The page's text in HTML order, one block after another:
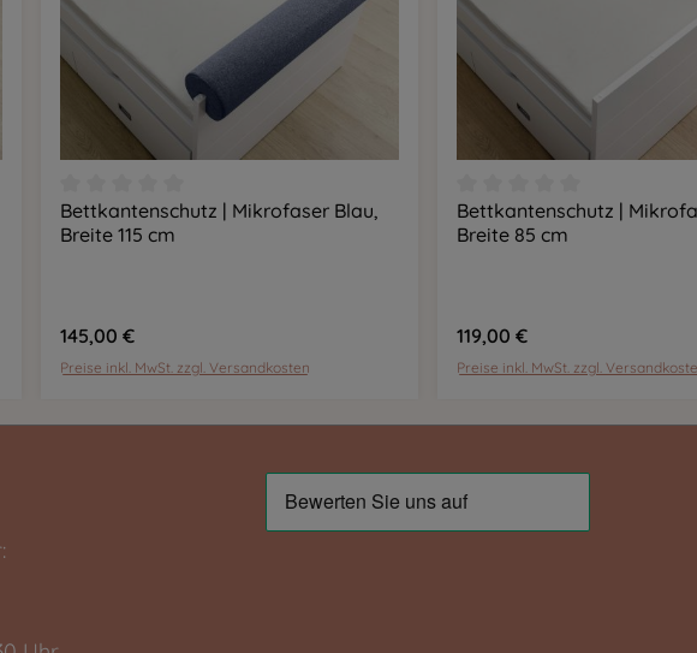
5 Sternen In den Warenkorb
Durchschnittliche Bewertung von 0 von 5 Sternen
Bettkantenschutz | Mikrofaser Blau,
Breite 115 cm
145,00 €
Preise inkl. MwSt. zzgl. Versandkosten
In den
Durchschnittliche
Bettkantenschutz |
Breite 85 cm
119,00 €
Preise inkl. MwSt. zzgl.